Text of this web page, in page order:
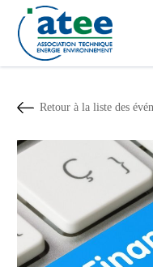
contenu
principal
Retour à la liste des
Panneau de gestion des cookies